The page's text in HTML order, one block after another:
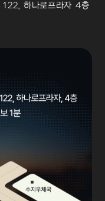
122, 하나로프라자 4층